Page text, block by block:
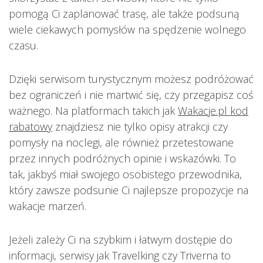
pomogą Ci zaplanować trasę, ale także podsuną
wiele ciekawych pomysłów na spędzenie wolnego
czasu.
Dzięki serwisom turystycznym możesz podróżować
bez ograniczeń i nie martwić się, czy przegapisz coś
ważnego. Na platformach takich jak Wakacje.pl kod
rabatowy znajdziesz nie tylko opisy atrakcji czy
pomysły na noclegi, ale również przetestowane
przez innych podróżnych opinie i wskazówki. To
tak, jakbyś miał swojego osobistego przewodnika,
który zawsze podsunie Ci najlepsze propozycje na
wakacje marzeń.
Jeżeli zależy Ci na szybkim i łatwym dostępie do
informacji, serwisy jak Travelking czy Triverna to